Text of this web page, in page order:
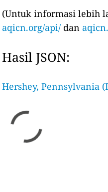
(Untuk informasi lebih
aqicn.org/api/ dan
Hasil JSON:
Hershey, Pennsylvania